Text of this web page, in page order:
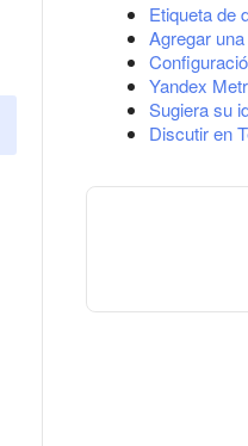
Etiqueta de
Agregar
Yandex
Sugiera su
Discutir en